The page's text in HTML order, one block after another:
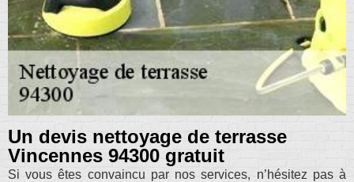
Un devis nettoyage de terrasse
Vincennes 94300 gratuit
Si vous êtes convaincu par nos services, n’hésitez pas à